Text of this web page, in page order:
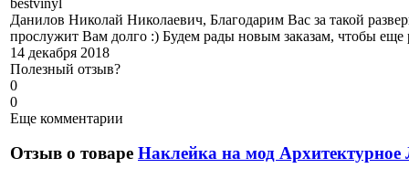
Данилов Николай Николаевич, Благодарим Вас за такой
прослужит Вам долго :) Будем рады новым заказам, чтобы
14 декабря 2018
Полезный отзыв?
0
0
Еще комментарии
Отзыв о товаре Наклейка на мод Архитектурное